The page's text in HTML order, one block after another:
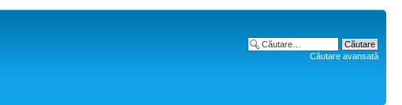
Căutare avansată